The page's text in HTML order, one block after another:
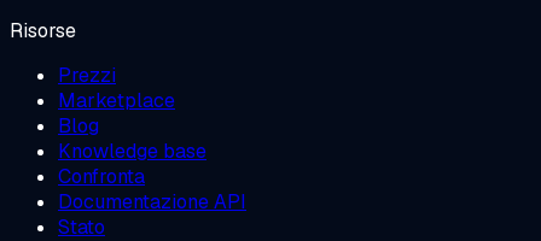
Risorse
Prezzi
Marketplace
Blog
Knowledge base
Confronta
Documentazione API
Stato